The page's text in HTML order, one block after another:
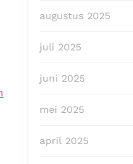
augustus 2025
juli 2025
juni 2025
mei 2025
april 2025